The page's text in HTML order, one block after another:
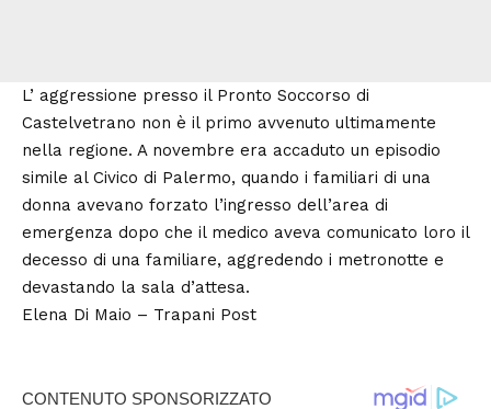
L’ aggressione presso il Pronto Soccorso di
Castelvetrano non è il primo avvenuto ultimamente
nella regione. A novembre era accaduto un episodio
simile al Civico di Palermo, quando i familiari di una
donna avevano forzato l’ingresso dell’area di
emergenza dopo che il medico aveva comunicato loro il
decesso di una familiare, aggredendo i metronotte e
devastando la sala d’attesa.
Elena Di Maio – Trapani Post